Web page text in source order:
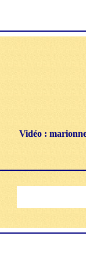
Vidéo :